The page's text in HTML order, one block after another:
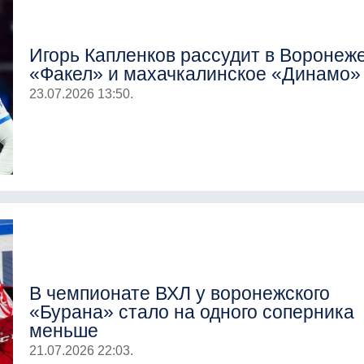
Игорь Капленков рассудит в
«Факел» и махачкалинское «Динамо»
23.07.2026 13:50.
В чемпионате ВХЛ у воронежского
«Бурана» стало на одного соперника
меньше
21.07.2026 22:03.